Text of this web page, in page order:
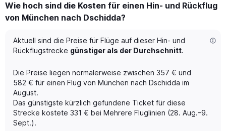
Range:
6
The
chart
has
Y
axis
displaying
Number
of
flights.
Wie hoch sind die Kosten für einen Hin- und Rückflug
von München nach Dschidda?
Aktuell sind die Preise für Flüge auf dieser Hin- und
Rückflugstrecke günstiger als der Durchschnitt.
Die Preise liegen normalerweise zwischen 357 € und
582 € für einen Flug von München nach Dschidda im
August.
Das günstigste kürzlich gefundene Ticket für diese
Strecke kostete 331 € bei Mehrere Fluglinien (28. Aug.–9.
Sept.).